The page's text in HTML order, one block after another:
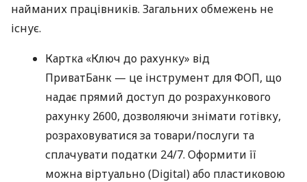
найманих працівників. Загальних обмежень не
існує.
Картка «Ключ до рахунку» від
ПриватБанк — це інструмент для ФОП, що
надає прямий доступ до розрахункового
рахунку 2600, дозволяючи знімати готівку,
розраховуватися за товари/послуги та
сплачувати податки 24/7. Оформити її
можна віртуально (Digital) або пластиковою